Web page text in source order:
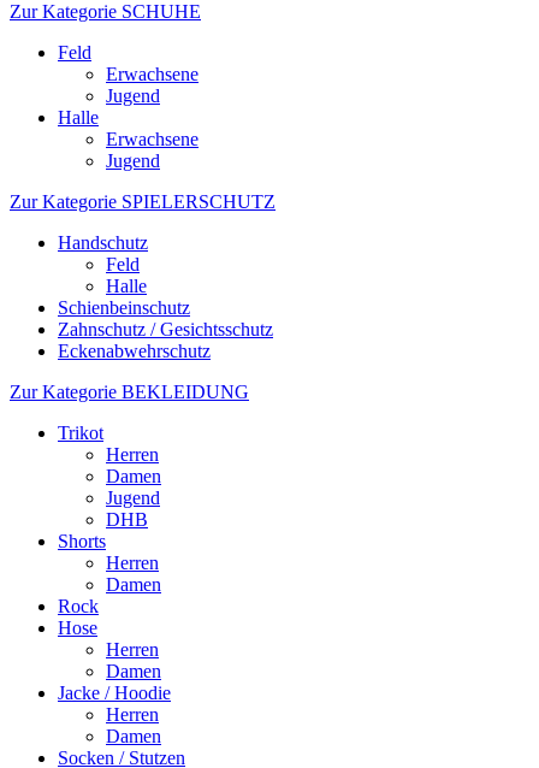
Zur Kategorie SCHUHE
Feld
Erwachsene
Jugend
Halle
Erwachsene
Jugend
Zur Kategorie SPIELERSCHUTZ
Handschutz
Feld
Halle
Schienbeinschutz
Zahnschutz / Gesichtsschutz
Eckenabwehrschutz
Zur Kategorie BEKLEIDUNG
Trikot
Herren
Damen
Jugend
DHB
Shorts
Herren
Damen
Rock
Hose
Herren
Damen
Jacke / Hoodie
Herren
Damen
Socken / Stutzen